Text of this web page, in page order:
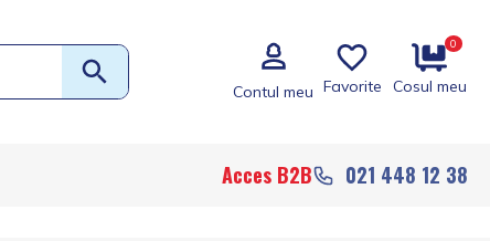
Contul meu Favorite
0
Cosul meu
Acces B2B 021 448 12 38